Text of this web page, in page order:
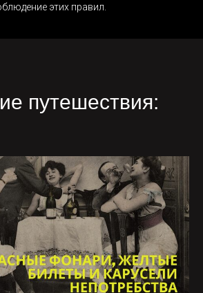
этих правил.
путешествия: